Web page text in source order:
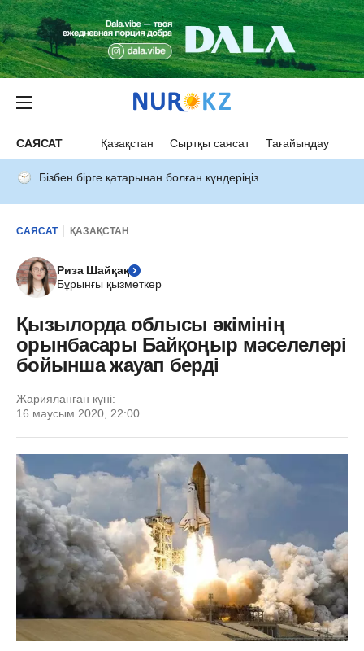
САЯСАТ Қазақстан Сыртқы саясат Тағайындау
Бізбен бірге қатарынан болған күндеріңіз
САЯСАТ ҚАЗАҚСТАН
Риза Шайқақ
Бұрынғы қызметкер
Қызылорда облысы әкімінің
орынбасары Байқоңыр мәселелері
бойынша жауап берді
Жарияланған күні:
16 маусым 2020, 22:00